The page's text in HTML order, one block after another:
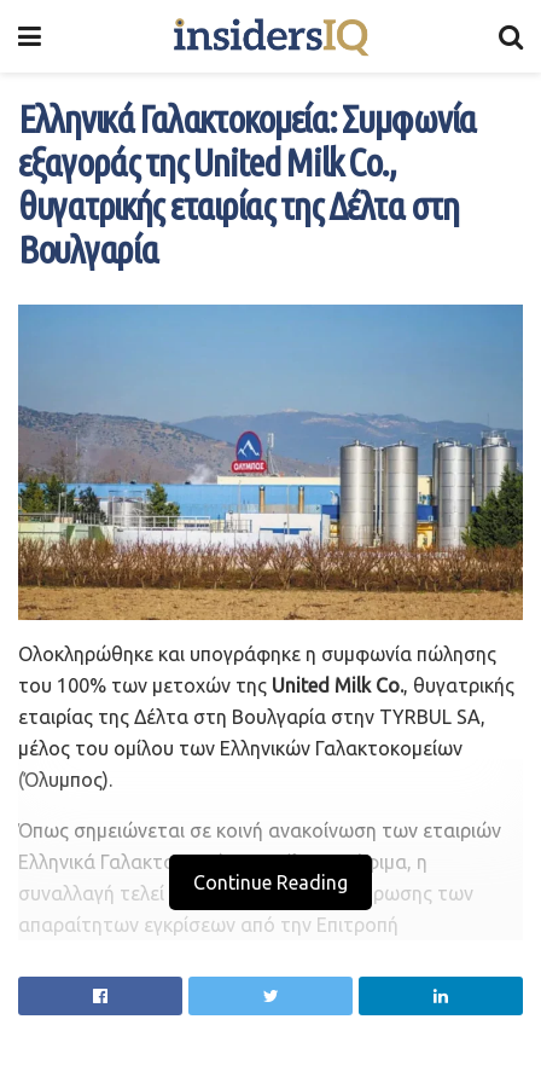
Ελληνικά Γαλακτοκομεία: Συμφωνία
εξαγοράς της United Milk Co.,
θυγατρικής εταιρίας της Δέλτα στη
Βουλγαρία
Ολοκληρώθηκε και υπογράφηκε η συμφωνία πώλησης
του 100% των μετοχών της United Milk Co., θυγατρικής
εταιρίας της Δέλτα στη Βουλγαρία στην TYRBUL SA,
μέλος του ομίλου των Ελληνικών Γαλακτοκομείων
(Όλυμπος).
Όπως σημειώνεται σε κοινή ανακοίνωση των εταιριών
Ελληνικά Γαλακτοκομεία και Δέλτα Τρόφιμα, η
συναλλαγή τελεί υπό την αίρεση ολοκλήρωσης των
απαραίτητων εγκρίσεων από την Επιτροπή
UMC που εδρεύει στο Plovdiv της
Continue Reading